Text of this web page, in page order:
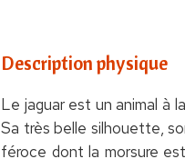
Description physique
Le jaguar est un animal à
Sa très belle silhouette,
féroce dont la morsure